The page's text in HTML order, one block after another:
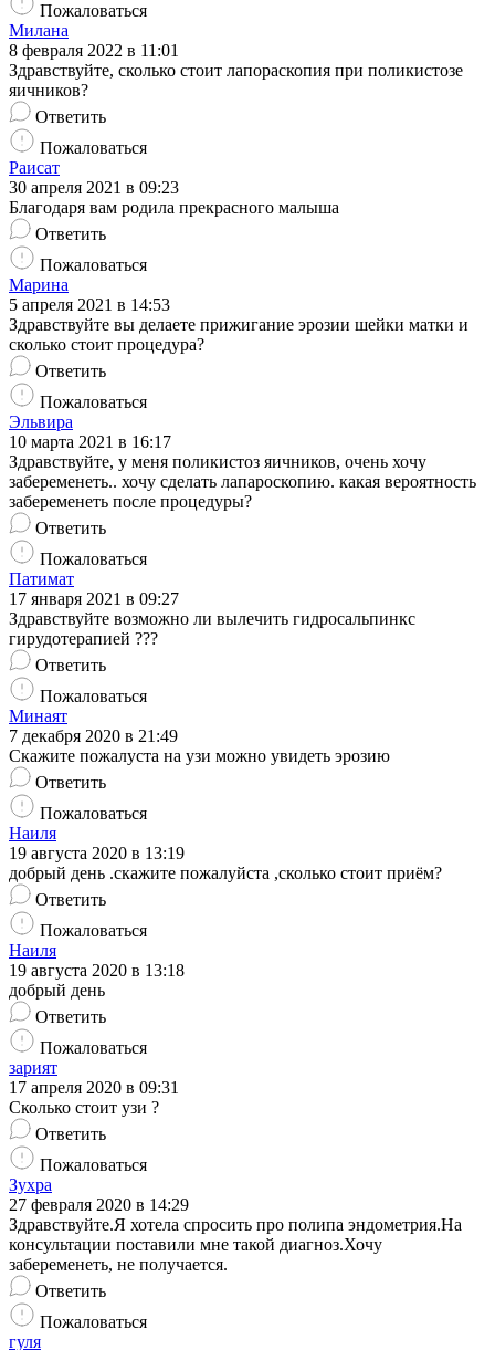
Пожаловаться
Милана
8 февраля 2022 в 11:01
Здравствуйте, сколько стоит лапораскопия при поликистозе
яичников?
Ответить
Пожаловаться
Раисат
30 апреля 2021 в 09:23
Благодаря вам родила прекрасного малыша
Ответить
Пожаловаться
Марина
5 апреля 2021 в 14:53
Здравствуйте вы делаете прижигание эрозии шейки матки и
сколько стоит процедура?
Ответить
Пожаловаться
Эльвира
10 марта 2021 в 16:17
Здравствуйте, у меня поликистоз яичников, очень хочу
забеременеть.. хочу сделать лапароскопию. какая вероятность
забеременеть после процедуры?
Ответить
Пожаловаться
Патимат
17 января 2021 в 09:27
Здравствуйте возможно ли вылечить гидросальпинкс
гирудотерапией ???
Ответить
Пожаловаться
Минаят
7 декабря 2020 в 21:49
Скажите пожалуста на узи можно увидеть эрозию
Ответить
Пожаловаться
Наиля
19 августа 2020 в 13:19
добрый день .скажите пожалуйста ,сколько стоит приём?
Ответить
Пожаловаться
Наиля
19 августа 2020 в 13:18
добрый день
Ответить
Пожаловаться
зарият
17 апреля 2020 в 09:31
Сколько стоит узи ?
Ответить
Пожаловаться
Зухра
27 февраля 2020 в 14:29
Здравствуйте.Я хотела спросить про полипа эндометрия.На
консультации поставили мне такой диагноз.Хочу
забеременеть, не получается.
Ответить
Пожаловаться
гуля